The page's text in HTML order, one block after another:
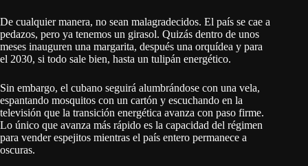
De cualquier manera, no sean malagradecidos. El país se cae a
pedazos, pero ya tenemos un girasol. Quizás dentro de unos
meses inauguren una margarita, después una orquídea y para
el 2030, si todo sale bien, hasta un tulipán energético.
Sin embargo, el cubano seguirá alumbrándose con una vela,
espantando mosquitos con un cartón y escuchando en la
televisión que la transición energética avanza con paso firme.
Lo único que avanza más rápido es la capacidad del régimen
para vender espejitos mientras el país entero permanece a
oscuras.